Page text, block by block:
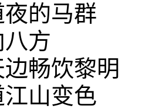
的马群
方
畅饮黎明
山变色